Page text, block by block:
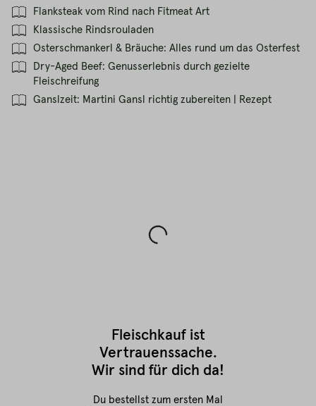
Flanksteak vom Rind nach Fitmeat Art
Klassische Rindsrouladen
Osterschmankerl & Bräuche: Alles rund um das Osterfest
Dry-Aged Beef: Genusserlebnis durch gezielte
Fleischreifung
Ganslzeit: Martini Gansl richtig zubereiten | Rezept
Fleischkauf ist
Vertrauenssache.
Wir sind für dich da!
Du bestellst zum ersten Mal